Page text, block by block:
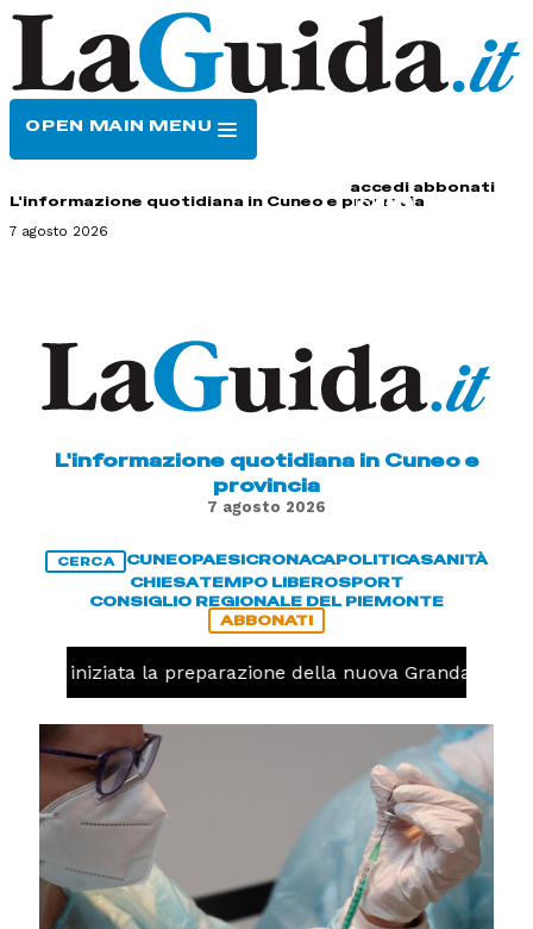
OPEN MAIN MENU
accedi abbonati
L'informazione quotidiana in Cuneo e provincia
7 agosto 2026
L'informazione quotidiana in Cuneo e
provincia
7 agosto 2026
CERCA CUNEOPAESICRONACAPOLITICASANITÀ
CHIESATEMPO LIBEROSPORT
CONSIGLIO REGIONALE DEL PIEMONTE
ABBONATI
iniziata la preparazione della nuova Granda Volley